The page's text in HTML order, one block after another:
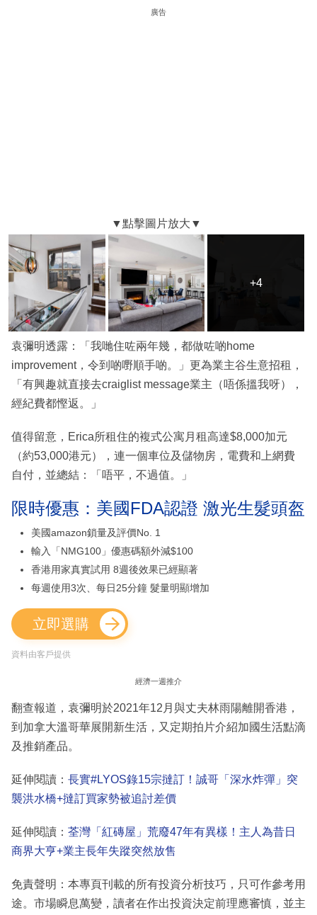
廣告
+4
+4
袁彌明透露：「我哋住咗兩年幾，都做咗啲home
improvement，令到啲嘢順手啲。」更為業主谷生意招租，
「有興趣就直接去craiglist message業主（唔係搵我呀），
經紀費都慳返。」
值得留意，Erica所租住的複式公寓月租高達$8,000加元
（約53,000港元），連一個車位及儲物房，電費和上網費
自付，並總結：「唔平，不過值。」
限時優惠：美國FDA認證 激光生髮頭盔
美國amazon鎖量及評價No. 1
輸入「NMG100」優惠碼額外減$100
香港用家真實試用 8週後效果已經顯著
每週使用3次、每日25分鐘 髮量明顯增加
立即選購
資料由客戶提供
經濟一週推介
翻查報道，袁彌明於2021年12月與丈夫林雨陽離開香港，
到加拿大溫哥華展開新生活，又定期拍片介紹加國生活點滴
及推銷產品。
延伸閱讀： 長實#LYOS錄15宗撻訂！誠哥「深水炸彈」突
襲洪水橋+撻訂買家勢被追討差價
延伸閱讀： 荃灣「紅磚屋」荒廢47年有異樣！主人為昔日
商界大亨+業主長年失蹤突然放售
免責聲明：本專頁刊載的所有投資分析技巧，只可作參考用
途。市場瞬息萬變，讀者在作出投資決定前理應審慎，並主